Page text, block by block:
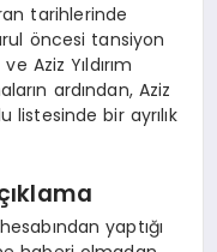
tarihlerinde
öncesi tansiyon
Aziz Yıldırım
ardından, Aziz
listesinde bir ayrılık
yaptığı